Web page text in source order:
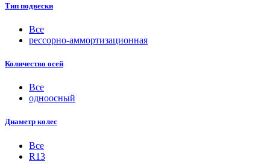
Тип подвески
Все
рессорно-аммортизационная
Количество осей
Все
одноосный
Диаметр колес
Все
R13